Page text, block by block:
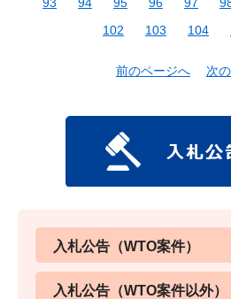
102
103 104
前のページへ 次
入札公告（WTO案件）
入札公告（WTO案件以外